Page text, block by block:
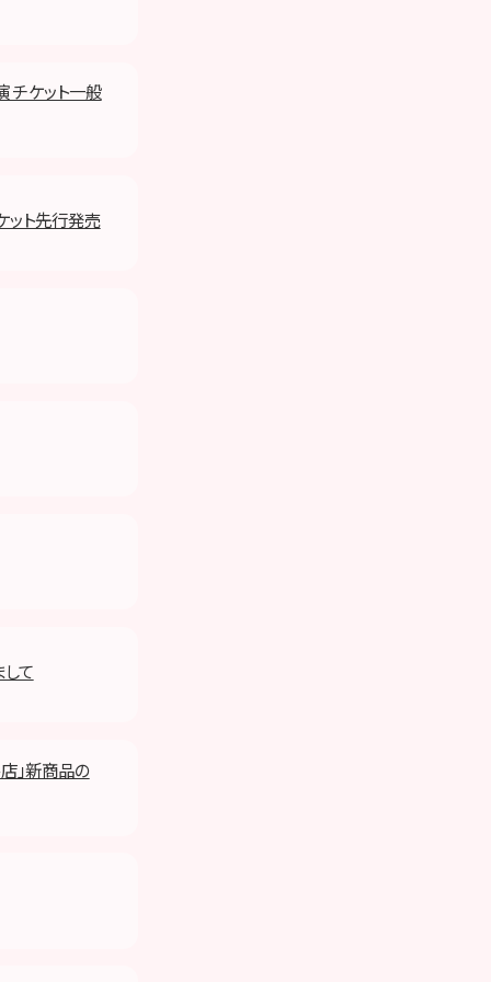
チケット一般
ト先行発売
て
」新商品の